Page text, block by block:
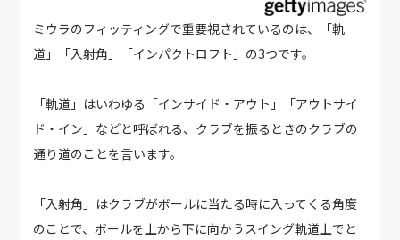
ミウラのフィッティングで重要視されているのは、「軌
道」「入射角」「インパクトロフト」の3つです。
「軌道」はいわゆる「インサイド・アウト」「アウトサイ
ド・イン」などと呼ばれる、クラブを振るときのクラブの
通り道のことを言います。
「入射角」はクラブがボールに当たる時に入ってくる角度
のことで、ボールを上から下に向かうスイング軌道上でと